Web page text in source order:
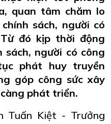
quan tâm chăm lo
sách, người có
đó kịp thời động
sách, người có công
phát huy truyền
góp công sức xây
phát triển.
Tuấn Kiệt - Trưởng